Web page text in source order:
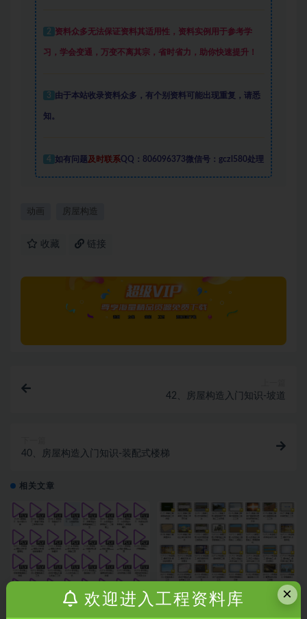
2 资料众多无法保证资料其适用性，资料实例 用于参考学
习，学会变通，万变不离其宗，省时省力，助你快速提升！
3 由于本站收录资料众多，有个别资料可能出现重复，请悉
知。
4 如有问题及时联系QQ：806096373微信号：gczl580处理
动画 房屋构造
收藏 链接
42、房屋构造入门知识-坡道
40、房屋构造入门知识-装配式楼梯
相关文章
市政《施工动画》 公路《施工动画》
×
欢迎进入工程资料库